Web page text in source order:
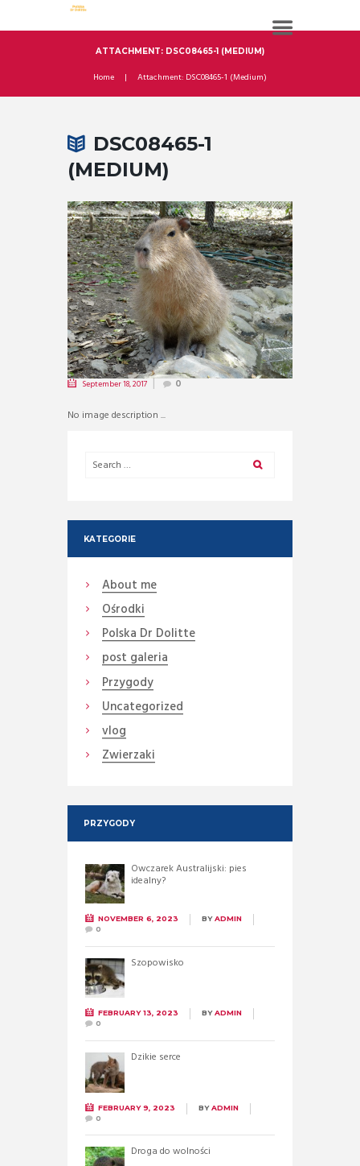
ATTACHMENT: DSC08465-1 (MEDIUM)
Home Attachment: DSC08465-1 (Medium)
DSC08465-1
(MEDIUM)
September 18, 2017 0
No image description ...
KATEGORIE
About me
Ośrodki
Polska Dr Dolitte
post galeria
Przygody
Uncategorized
vlog
Zwierzaki
PRZYGODY
Owczarek Australijski: pies
idealny?
NOVEMBER 6, 2023 BYADMIN
0
Szopowisko
FEBRUARY 13, 2023 BYADMIN
0
Dzikie serce
FEBRUARY 9, 2023 BYADMIN
0
Droga do wolności